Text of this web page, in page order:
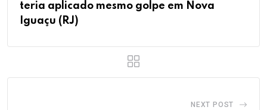
teria aplicado mesmo golpe em Nova
Iguaçu (RJ)
NEXT POST